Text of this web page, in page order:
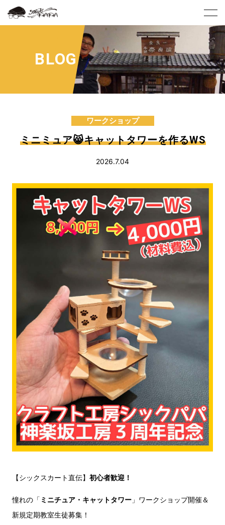
BLOG
ワークショップ
ミニミュア😸キャットタワーを作るWS
2026.7.04
【シックスカート直伝】 初心者歓迎！
憧れの「 ミニチュア・キャットタワー」ワークショップ開催＆
新規定期教室生徒募集！